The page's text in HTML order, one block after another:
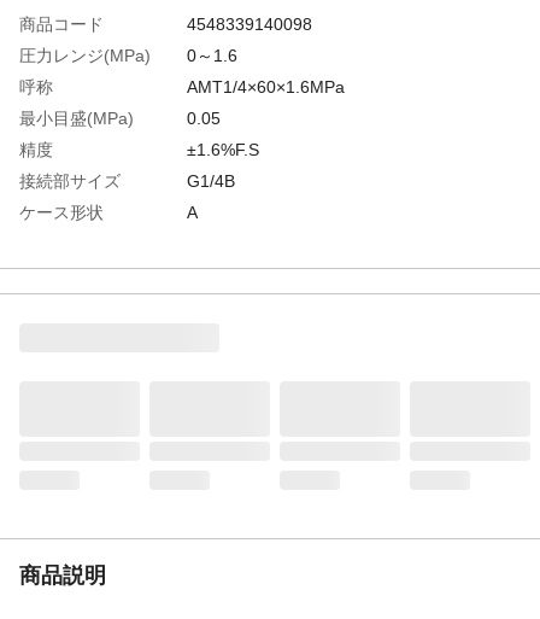
商品コード
4548339140098
圧力レンジ(MPa)
0～1.6
呼称
AMT1/4×60×1.6MPa
最小目盛(MPa)
0.05
精度
±1.6%F.S
接続部サイズ
G1/4B
ケース形状
A
重さ
180.000G
商品説明